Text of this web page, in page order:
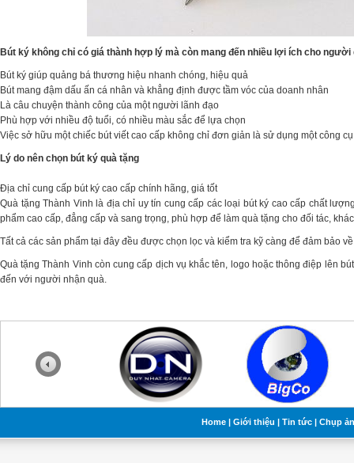
Bút ký không chỉ có giá thành hợp lý mà còn mang đến nhiều lợi ích cho người
Bút ký giúp quảng bá thương hiệu nhanh chóng, hiệu quả
Bút mang đậm dấu ấn cá nhân và khẳng định được tầm vóc của doanh nhân
Là câu chuyện thành công của một người lãnh đạo
Phù hợp với nhiều độ tuổi, có nhiều màu sắc để lựa chọn
Việc sở hữu một chiếc bút viết cao cấp không chỉ đơn giản là sử dụng một công
Lý do nên chọn bút ký quà tặng
Địa chỉ cung cấp bút ký cao cấp chính hãng, giá tốt
Quà tặng Thành Vinh là địa chỉ uy tín cung cấp các loại bút ký cao cấp chất
phẩm cao cấp, đẳng cấp và sang trọng, phù hợp để làm quà tặng cho đối tác,
Tất cả các sản phẩm tại đây đều được chọn lọc và kiểm tra kỹ càng để đảm bảo
Quà tặng Thành Vinh còn cung cấp dịch vụ khắc tên, logo hoặc thông điệp lên
đến với người nhận quà.
Home| Giới thiệu | Tin tức| Chụp